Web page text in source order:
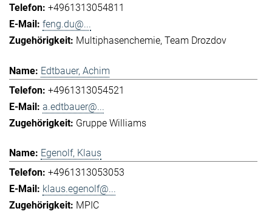
+4961313054811
feng.du@...
Multiphasenchemie Team Drozdov
Edtbauer, Achim
+4961313054521
a.edtbauer@...
Gruppe Williams
Egenolf, Klaus
+4961313053053
klaus.egenolf@...
MPIC